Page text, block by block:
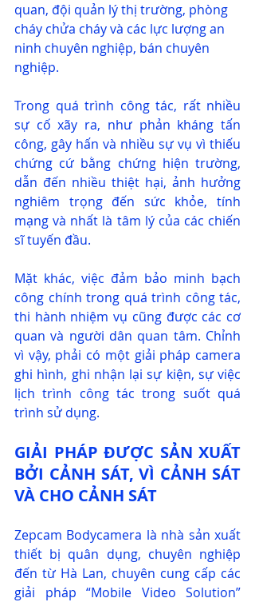
quan, đội quản lý thị trường, phòng
cháy chửa cháy và các lực lượng an
ninh chuyên nghiệp, bán chuyên
nghiệp.
Trong quá trình công tác, rất nhiều
sự cố xãy ra, như phản kháng tấn
công, gây hấn và nhiều sự vụ vì thiếu
chứng cứ bằng chứng hiện trường,
dẫn đến nhiều thiệt hại, ảnh hưởng
nghiêm trọng đến sức khỏe, tính
mạng và nhất là tâm lý của các chiến
sĩ tuyến đầu.
Mặt khác, việc đảm bảo minh bạch
công chính trong quá trình công tác,
thi hành nhiệm vụ cũng được các cơ
quan và người dân quan tâm. Chỉnh
vì vậy, phải có một giải pháp camera
ghi hình, ghi nhận lại sự kiện, sự việc
lịch trình công tác trong suốt quá
trình sử dụng.
GIẢI PHÁP ĐƯỢC SẢN XUẤT
BỞI CẢNH SÁT, VÌ CẢNH SÁT
VÀ CHO CẢNH SÁT
Zepcam Bodycamera là nhà sản xuất
thiết bị quân dụng, chuyên nghiệp
đến từ Hà Lan, chuyên cung cấp các
giải pháp “Mobile Video Solution”